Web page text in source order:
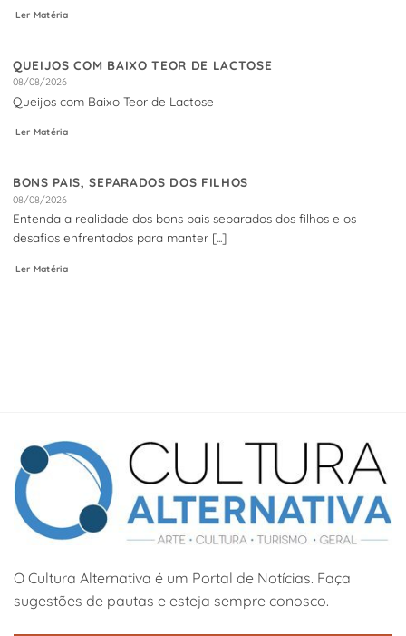
Ler Matéria
QUEIJOS COM BAIXO TEOR DE LACTOSE
08/08/2026
Queijos com Baixo Teor de Lactose
Ler Matéria
BONS PAIS, SEPARADOS DOS FILHOS
08/08/2026
Entenda a realidade dos bons pais separados dos filhos e os
desafios enfrentados para manter [...]
Ler Matéria
O Cultura Alternativa é um Portal de Notícias. Faça
sugestões de pautas e esteja sempre conosco.